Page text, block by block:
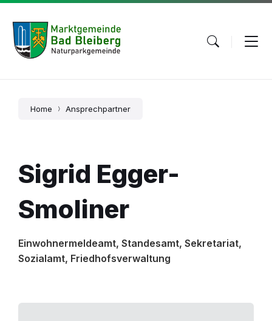
Skip
content
Skip
main
navigation
Skip
footer
Home Ansprechpartner
Sigrid Egger-
Smoliner
Einwohnermeldeamt, Standesamt, Sekretariat,
Sozialamt, Friedhofsverwaltung